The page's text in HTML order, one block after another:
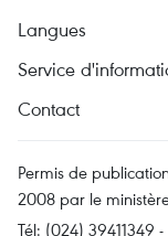
Langues
Service
Contact
Permis de
2008 par le
Tél: (024) 39411349